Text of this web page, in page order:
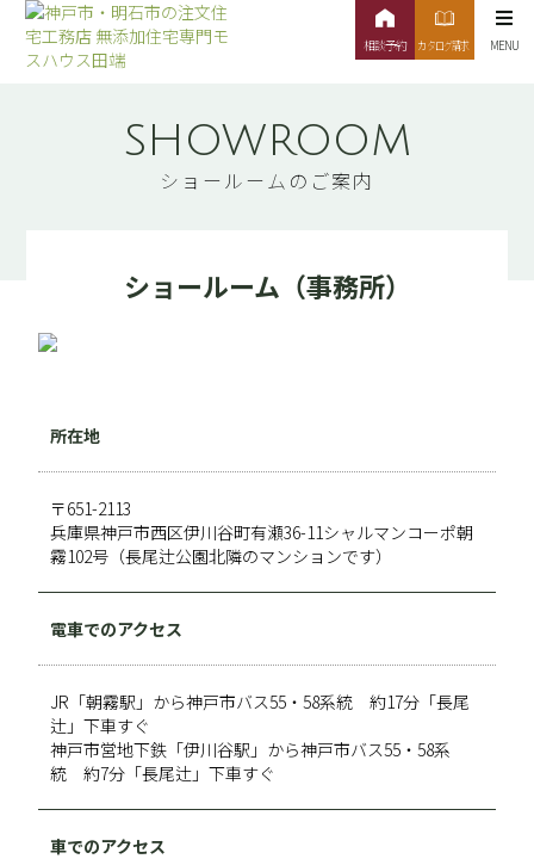
Skip to content
showroom
ショールームのご案内
ショールーム（事務所）
所在地
〒651-2113
兵庫県神戸市西区伊川谷町有瀬36-11シャルマンコーポ朝
霧102号（長尾辻公園北隣のマンションです）
電車でのアクセス
JR「朝霧駅」から神戸市バス55・58系統 約17分「長尾
辻」下車すぐ
神戸市営地下鉄「伊川谷駅」から神戸市バス55・58系
統 約7分「長尾辻」下車すぐ
車でのアクセス